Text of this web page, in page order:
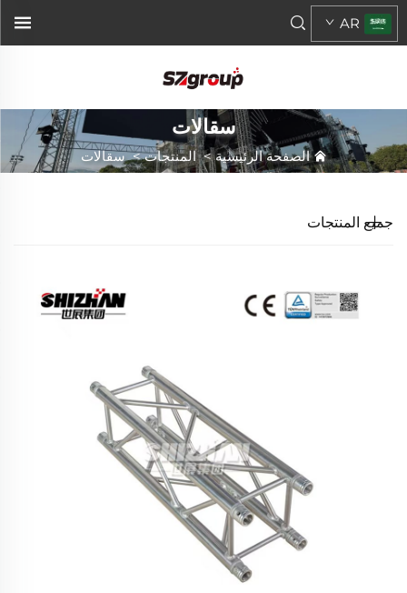
AR
سقالات
الصفحة الرئيسية>المنتجات>سقالات
جميع المنتجات